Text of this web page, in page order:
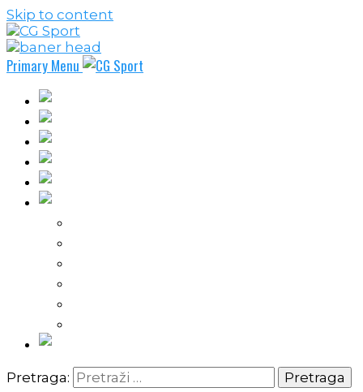
Skip to content
Primary Menu
Pretraga: